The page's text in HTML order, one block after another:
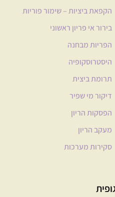
הקפאת ביציות – שימור פוריות
בירור אי פריון ראשוני
הפריות מבחנה
היסטרוסקופיה
תרומת ביצית
דיקור מי שפיר
הפסקות הריון
מעקב הריון
סקירות מערכות